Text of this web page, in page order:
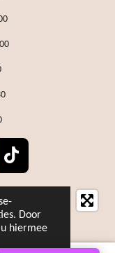
Door
hiermee
T
T
o
k